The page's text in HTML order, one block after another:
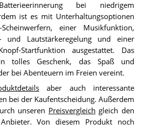
bei niedrigem
ist es mit Unterhaltungsoptionen
einer Musikfunktion,
und Lautstärkeregelung und einer
Startfunktion ausgestattet. Das
tolles Geschenk, das Spaß und
bei Abenteuern im Freien vereint.
aber auch interessante
bei der Kaufentscheidung. Außerdem
unseren Preisvergleich gleich den
Anbieter. Von diesem Produkt noch